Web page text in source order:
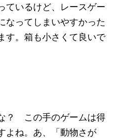
ているけど、レースゲー
なってしまいやすかった
す。箱も小さくて良いで
？ この手のゲームは得
よね。あ、「動物さが